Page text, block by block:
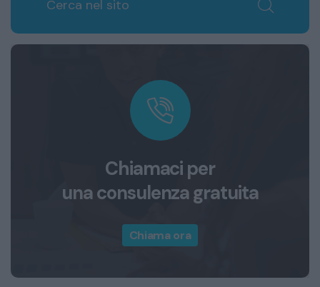
Chiamaci per
una consulenza gratuita
Chiama ora